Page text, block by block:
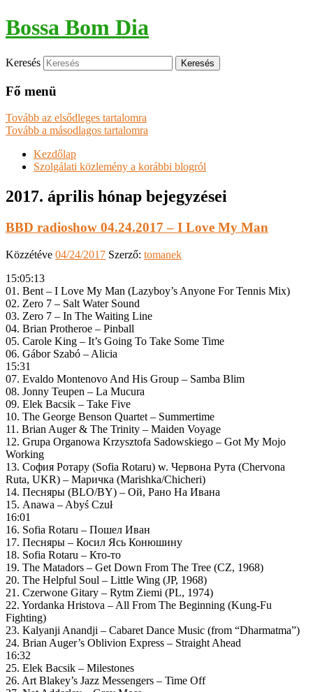
Bossa Bom Dia
Keresés
Fő menü
Tovább az elsődleges tartalomra
Tovább a másodlagos tartalomra
Kezdőlap
Szolgálati közlemény a korábbi blogról
2017. április hónap bejegyzései
BBD radioshow 04.24.2017 – I Love My Man
Közzétéve 04/24/2017 Szerző: tomanek
15:05:13
01. Bent – I Love My Man (Lazyboy’s Anyone For Tennis Mix)
02. Zero 7 – Salt Water Sound
03. Zero 7 – In The Waiting Line
04. Brian Protheroe – Pinball
05. Carole King – It’s Going To Take Some Time
06. Gábor Szabó – Alicia
15:31
07. Evaldo Montenovo And His Group – Samba Blim
08. Jonny Teupen – La Mucura
09. Elek Bacsik – Take Five
10. The George Benson Quartet – Summertime
11. Brian Auger & The Trinity – Maiden Voyage
12. Grupa Organowa Krzysztofa Sadowskiego – Got My Mojo
Working
13. София Ротару (Sofia Rotaru) w. Червона Рута (Chervona
Ruta, UKR) – Маричка (Marishka/Chicheri)
14. Песняры (BLO/BY) – Ой, Рано На Ивана
15. Anawa – Abyś Czuł
16:01
16. Sofia Rotaru – Пошел Иван
17. Песняры – Косил Ясь Конюшину
18. Sofia Rotaru – Кто-то
19. The Matadors – Get Down From The Tree (CZ, 1968)
20. The Helpful Soul – Little Wing (JP, 1968)
21. Czerwone Gitary – Rytm Ziemi (PL, 1974)
22. Yordanka Hristova – All From The Beginning (Kung-Fu
Fighting)
23. Kalyanji Anandji – Cabaret Dance Music (from “Dharmatma”)
24. Brian Auger’s Oblivion Express – Straight Ahead
16:32
25. Elek Bacsik – Milestones
26. Art Blakey’s Jazz Messengers – Time Off